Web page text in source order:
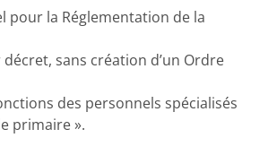
pour la Réglementation de la
sans création d’un Ordre
des personnels spécialisés
primaire ».